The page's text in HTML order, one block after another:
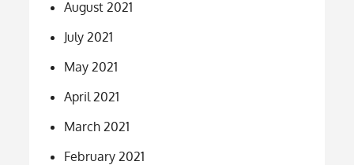
August 2021
July 2021
May 2021
April 2021
March 2021
February 2021